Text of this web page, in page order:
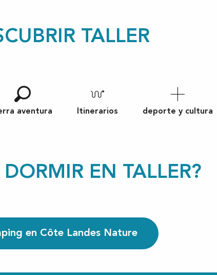
TALLER
aventura Itinerarios deporte y cultura
EN TALLER?
en Côte Landes Nature